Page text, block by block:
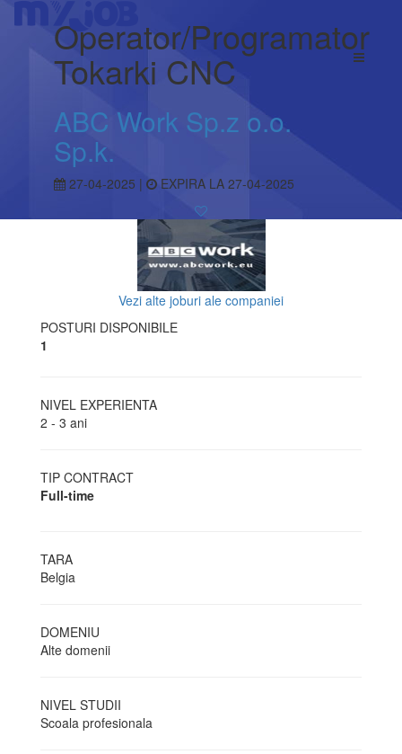
Operator/Programator
Tokarki CNC
ABC Work Sp.z o.o.
Sp.k.
27-04-2025 | EXPIRA LA 27-04-2025
Vezi alte joburi ale companiei
POSTURI DISPONIBILE
1
NIVEL EXPERIENTA
2 - 3 ani
TIP CONTRACT
Full-time
TARA
Belgia
DOMENIU
Alte domenii
NIVEL STUDII
Scoala profesionala